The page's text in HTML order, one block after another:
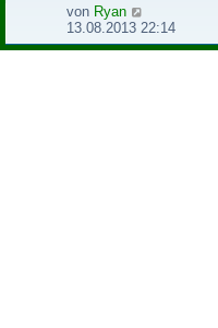
von Ryan
e
u
13.08.2013 22:14